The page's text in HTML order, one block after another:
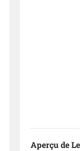
Aperçu de